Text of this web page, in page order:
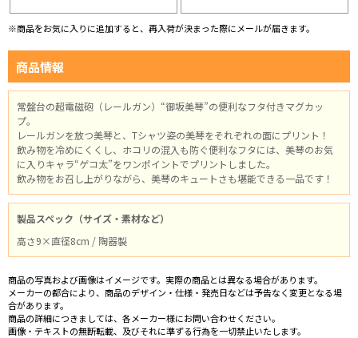
※商品をお気に入りに追加すると、再入荷が決まった際にメールが届きます。
商品情報
常盤台の超電磁砲（レールガン）“御坂美琴”の便利なフタ付きマグカッ
プ。
レールガンを放つ美琴と、Tシャツ姿の美琴をそれぞれの面にプリント！
飲み物を冷めにくくし、ホコリの混入も防ぐ便利なフタには、美琴のお気
に入りキャラ“ゲコ太”をワンポイントでプリントしました。
飲み物をお召し上がりながら、美琴のキュートさも堪能できる一品です！
製品スペック（サイズ・素材など）
高さ9×直径8cm / 陶器製
商品の写真および画像はイメージです。実際の商品とは異なる場合があります。
メーカーの都合により、商品のデザイン・仕様・発売日などは予告なく変更となる場
合があります。
商品の詳細につきましては、各メーカー様にお問い合わせください。
画像・テキストの無断転載、及びそれに準ずる行為を一切禁止いたします。